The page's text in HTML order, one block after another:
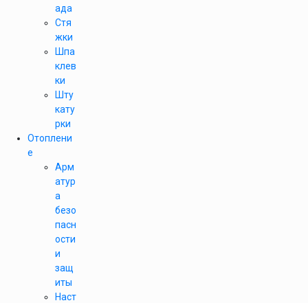
ада
Стя
жки
Шпа
клев
ки
Шту
кату
рки
Отоплени
е
Арм
атур
а
безо
пасн
ости
и
защ
иты
Наст